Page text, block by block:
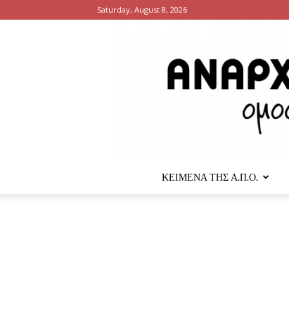
Saturday, August 8, 2026
ΚΕΙΜΕΝΑ ΤΗΣ Α.Π.Ο.